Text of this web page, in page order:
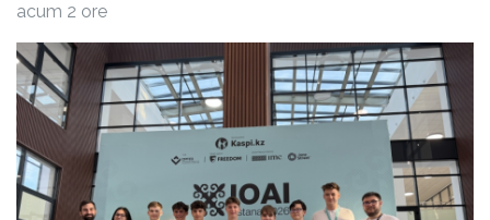
acum 2 ore